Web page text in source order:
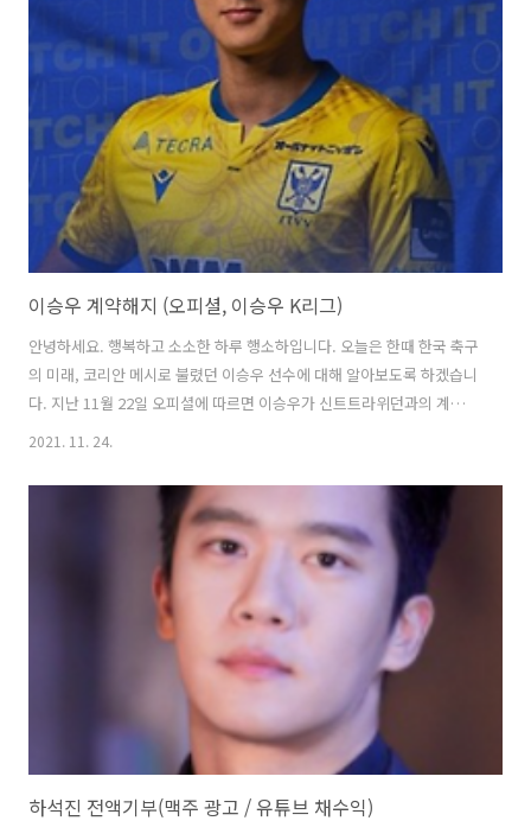
서 뒤집힌 것으로 밝혀졌는데요. 이 과정에서 해당 모노레일에 탑승하고
있던 탑승객 8명이 모노레일 밖으로 튕겨나가 떨어지거나, 모노레일에
깔리는 사고를 당했습니다. 승객은 총 8명으로 60대 남성 1명과 50~60
대 여성 7명이 다리뼈가 부러지고 상처가 나는 등 중상을 입었습니다. 다
행 스럽게도 승객 모두..
이승우 계약해지 (오피셜, 이승우 K리그)
안녕하세요. 행복하고 소소한 하루 행소하입니다. 오늘은 한때 한국 축구
의 미래, 코리안 메시로 불렸던 이승우 선수에 대해 알아보도록 하겠습니
다. 지난 11월 22일 오피셜에 따르면 이승우가 신트트라위던과의 계약을
해지했다고 보도했습니다. 이어 새 구단을 찾는다는 소식을 전했는데요.
리그 1. 수원삼성 이승우 선수는 여러 방송에 출연해 본인이 K리그 수원
의 팬이라고 밝혔는데요. 이에 수원에서도 K리그에 의사가 있다면 협상
을 하겠다고 공식 발표를 했습니다. 수원 입장에서는 이승우선수 같은 스
타성있는 선수가 들어오는게 딱 좋을 시기이긴 합니다. 수원은 다른 팀들
에 비해 팬층이 두껍기로 유명한데요. 이승우 선수 또한 스타성 있는 선
2021. 11. 24.
하석진 전액기부(맥주 광고 / 유튜브 채수익)